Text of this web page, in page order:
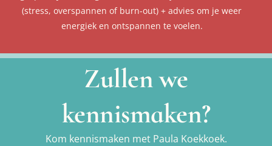
(stress, overspannen of burn-out) + advies om je weer
energiek en ontspannen te voelen.
Zullen we
kennismaken?
Kom kennismaken met Paula Koekkoek.